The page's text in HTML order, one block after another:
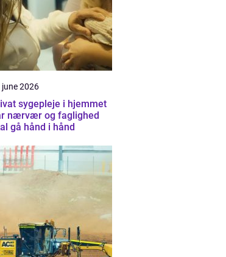
june 2026
sygepleje i hjemmet
nærvær og faglighed
gå hånd i hånd